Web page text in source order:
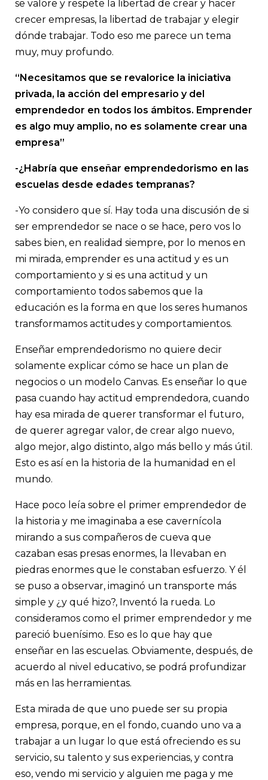
se valore y respete la libertad de crear y hacer
crecer empresas, la libertad de trabajar y elegir
dónde trabajar. Todo eso me parece un tema
muy, muy profundo.
“Necesitamos que se revalorice la iniciativa
privada, la acción del empresario y del
emprendedor en todos los ámbitos. Emprender
es algo muy amplio, no es solamente crear una
empresa”
-¿Habría que enseñar emprendedorismo en las
escuelas desde edades tempranas?
-Yo considero que sí. Hay toda una discusión de si
ser emprendedor se nace o se hace, pero vos lo
sabes bien, en realidad siempre, por lo menos en
mi mirada, emprender es una actitud y es un
comportamiento y si es una actitud y un
comportamiento todos sabemos que la
educación es la forma en que los seres humanos
transformamos actitudes y comportamientos.
Enseñar emprendedorismo no quiere decir
solamente explicar cómo se hace un plan de
negocios o un modelo Canvas. Es enseñar lo que
pasa cuando hay actitud emprendedora, cuando
hay esa mirada de querer transformar el futuro,
de querer agregar valor, de crear algo nuevo,
algo mejor, algo distinto, algo más bello y más útil.
Esto es así en la historia de la humanidad en el
mundo.
Hace poco leía sobre el primer emprendedor de
la historia y me imaginaba a ese cavernícola
mirando a sus compañeros de cueva que
cazaban esas presas enormes, la llevaban en
piedras enormes que le constaban esfuerzo. Y él
se puso a observar, imaginó un transporte más
simple y ¿y qué hizo?, Inventó la rueda. Lo
consideramos como el primer emprendedor y me
pareció buenísimo. Eso es lo que hay que
enseñar en las escuelas. Obviamente, después, de
acuerdo al nivel educativo, se podrá profundizar
más en las herramientas.
Esta mirada de que uno puede ser su propia
empresa, porque, en el fondo, cuando uno va a
trabajar a un lugar lo que está ofreciendo es su
servicio, su talento y sus experiencias, y contra
eso, vendo mi servicio y alguien me paga y me